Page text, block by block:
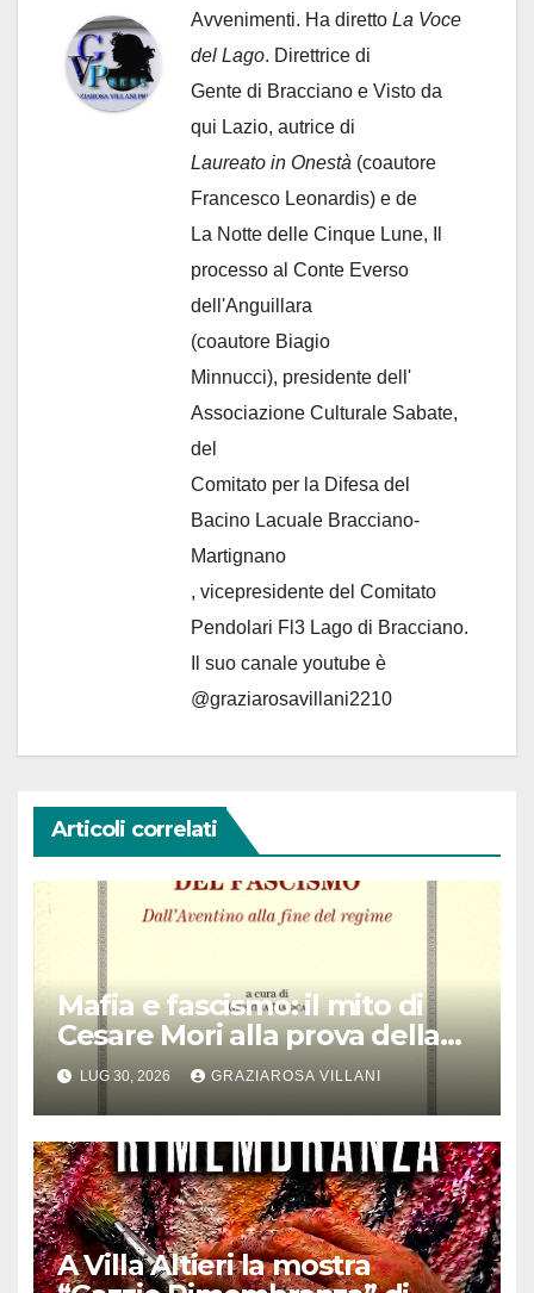
Avvenimenti. Ha diretto La Voce
del Lago. Direttrice di
Gente di Bracciano e Visto da
qui Lazio, autrice di
Laureato in Onestà (coautore
Francesco Leonardis) e de
La Notte delle Cinque Lune, Il
processo al Conte Everso
dell'Anguillara
(coautore Biagio
Minnucci), presidente dell'
Associazione Culturale Sabate,
del
Comitato per la Difesa del
Bacino Lacuale Bracciano-
Martignano
, vicepresidente del Comitato
Pendolari Fl3 Lago di Bracciano.
Il suo canale youtube è
@graziarosavillani2210
Articoli correlati
Mafia e fascismo: il mito di
Cesare Mori alla prova della
storia
LUG 30, 2026 GRAZIAROSA VILLANI
A Villa Altieri la mostra